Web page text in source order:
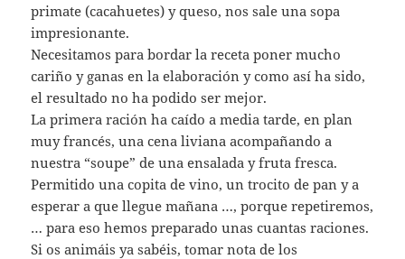
primate (cacahuetes) y queso, nos sale una sopa
impresionante.
Necesitamos para bordar la receta poner mucho
cariño y ganas en la elaboración y como así ha sido,
el resultado no ha podido ser mejor.
La primera ración ha caído a media tarde, en plan
muy francés, una cena liviana acompañando a
nuestra “soupe” de una ensalada y fruta fresca.
Permitido una copita de vino, un trocito de pan y a
esperar a que llegue mañana …, porque repetiremos,
… para eso hemos preparado unas cuantas raciones.
Si os animáis ya sabéis, tomar nota de los